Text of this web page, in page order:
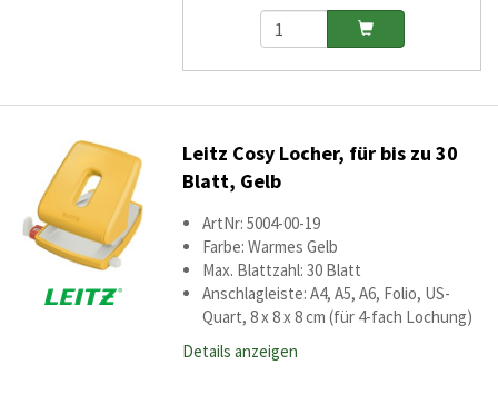
Leitz Cosy Locher, für bis zu 30
Blatt, Gelb
ArtNr: 5004-00-19
Farbe: Warmes Gelb
Max. Blattzahl: 30 Blatt
Anschlagleiste: A4, A5, A6, Folio, US-
Quart, 8 x 8 x 8 cm (für 4-fach Lochung)
Details anzeigen